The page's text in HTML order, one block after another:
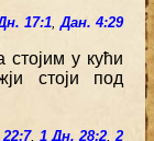
17:1,Дан. 4:29
у кући
стоји под
, 1 Дн. 28:2,2